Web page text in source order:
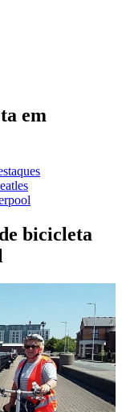
em
bicicleta